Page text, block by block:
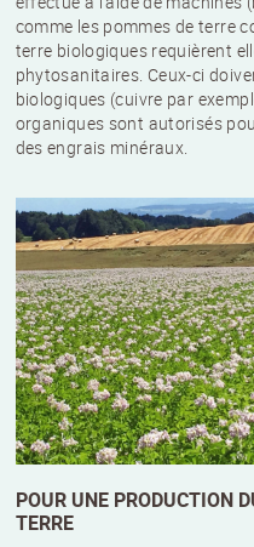
comme les pommes de terre
terre biologiques requièrent
phytosanitaires. Ceux-ci
biologiques (cuivre par
organiques sont autorisés
des engrais minéraux.
POUR UNE PRODUCTION
TERRE